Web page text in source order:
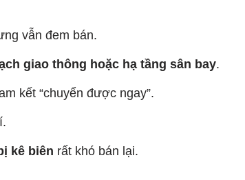
vẫn đem bán.
giao thông hoặc hạ tầng sân bay.
kết “chuyển được ngay”.
kê biên rất khó bán lại.